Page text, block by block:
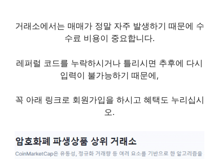
거래소에서는 매매가 정말 자주 발생하기 때문에 수
수료 비용이 중요합니다.
레퍼럴 코드를 누락하시거나 틀리시면 추후에 다시
입력이 불가능하기 때문에,
꼭 아래 링크로 회원가입을 하시고 혜택도 누리십시
오.